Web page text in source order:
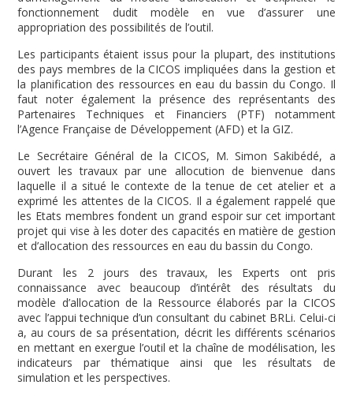
fonctionnement dudit modèle en vue d’assurer une
appropriation des possibilités de l’outil.
Les participants étaient issus pour la plupart, des institutions
des pays membres de la CICOS impliquées dans la gestion et
la planification des ressources en eau du bassin du Congo. Il
faut noter également la présence des représentants des
Partenaires Techniques et Financiers (PTF) notamment
l’Agence Française de Développement (AFD) et la GIZ.
Le Secrétaire Général de la CICOS, M. Simon Sakibédé, a
ouvert les travaux par une allocution de bienvenue dans
laquelle il a situé le contexte de la tenue de cet atelier et a
exprimé les attentes de la CICOS. Il a également rappelé que
les Etats membres fondent un grand espoir sur cet important
projet qui vise à les doter des capacités en matière de gestion
et d’allocation des ressources en eau du bassin du Congo.
Durant les 2 jours des travaux, les Experts ont pris
connaissance avec beaucoup d’intérêt des résultats du
modèle d’allocation de la Ressource élaborés par la CICOS
avec l’appui technique d’un consultant du cabinet BRLi. Celui-ci
a, au cours de sa présentation, décrit les différents scénarios
en mettant en exergue l’outil et la chaîne de modélisation, les
indicateurs par thématique ainsi que les résultats de
simulation et les perspectives.